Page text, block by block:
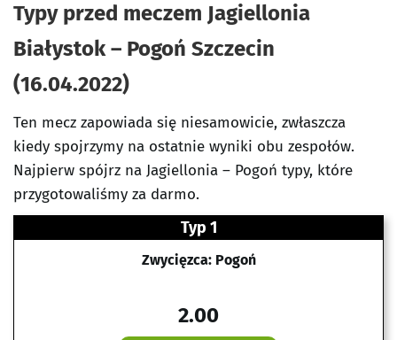
Typy przed meczem Jagiellonia
Białystok – Pogoń Szczecin
(16.04.2022)
Ten mecz zapowiada się niesamowicie, zwłaszcza
kiedy spojrzymy na ostatnie wyniki obu zespołów.
Najpierw spójrz na Jagiellonia – Pogoń typy, które
przygotowaliśmy za darmo.
Typ 1
Zwycięzca: Pogoń
2.00